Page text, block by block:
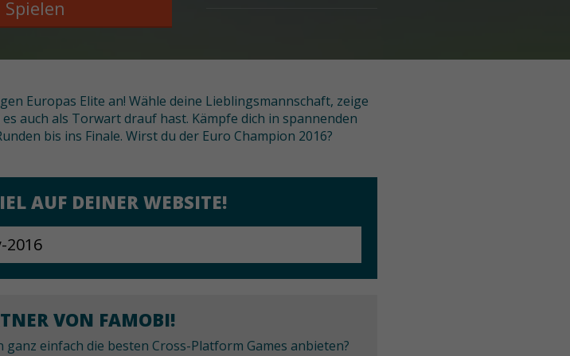
Spielen
Europas Elite an! Wähle deine Lieblingsmannschaft, zeige
auch als Torwart drauf hast. Kämpfe dich in spannenden
bis ins Finale. Wirst du der Euro Champion 2016?
AUF DEINER WEBSITE!
VON FAMOBI!
einfach die besten Cross-Platform Games anbieten?